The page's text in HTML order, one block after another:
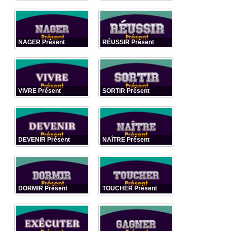
NAGER Présent RÉUSSIR Présent
VIVRE Présent SORTIR Présent
DEVENIR Présent NAÎTRE Présent
DORMIR Présent TOUCHER Présent